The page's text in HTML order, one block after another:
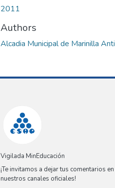
2011
Authors
Alcadia Municipal de Marinilla
Vigilada MinEducación
¡Te invitamos a dejar tus comentarios en
nuestros canales oficiales!